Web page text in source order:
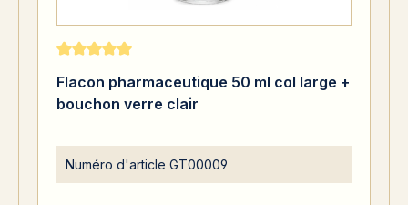
Note moyenne de 5 sur 5 étoiles
Flacon pharmaceutique 50 ml col large +
bouchon verre clair
Numéro d'article GT00009